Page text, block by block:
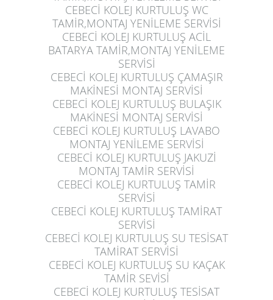
CEBECİ KOLEJ KURTULUŞ WC
TAMİR,MONTAJ YENİLEME SERVİSİ
CEBECİ KOLEJ KURTULUŞ ACİL
BATARYA TAMİR,MONTAJ YENİLEME
SERVİSİ
CEBECİ KOLEJ KURTULUŞ ÇAMAŞIR
MAKİNESİ MONTAJ SERVİSİ
CEBECİ KOLEJ KURTULUŞ BULAŞIK
MAKİNESİ MONTAJ SERVİSİ
CEBECİ KOLEJ KURTULUŞ LAVABO
MONTAJ YENİLEME SERVİSİ
CEBECİ KOLEJ KURTULUŞ JAKUZİ
MONTAJ TAMİR SERVİSİ
CEBECİ KOLEJ KURTULUŞ TAMİR
SERVİSİ
CEBECİ KOLEJ KURTULUŞ TAMİRAT
SERVİSİ
CEBECİ KOLEJ KURTULUŞ SU TESİSAT
TAMİRAT SERVİSİ
CEBECİ KOLEJ KURTULUŞ SU KAÇAK
TAMİR SEVİSİ
CEBECİ KOLEJ KURTULUŞ TESİSAT